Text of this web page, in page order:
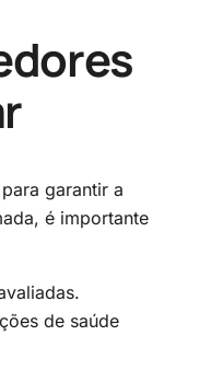
garantir a
é importante
de saúde